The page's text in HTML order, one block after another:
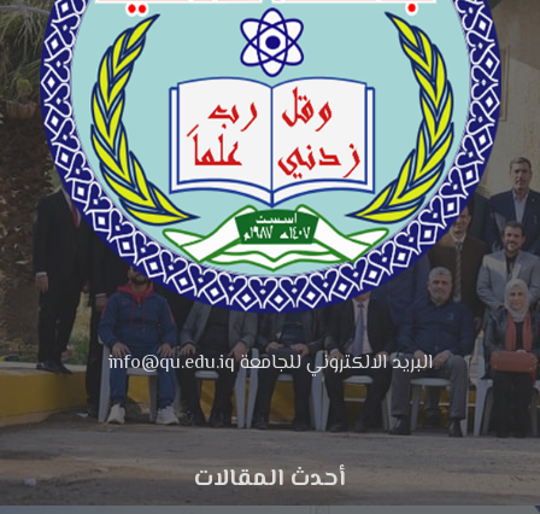
البريد الالكتروني للجامعة info@qu.edu.iq
أحدث المقالات